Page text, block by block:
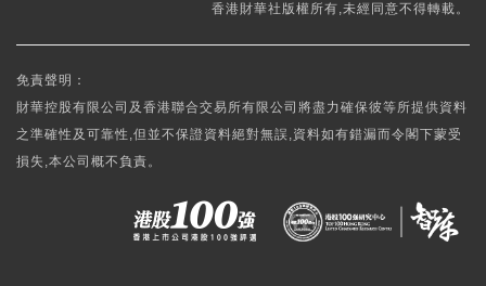
香港財華社版權所有,未經同意不得轉載。
免責聲明：
財華控股有限公司及香港聯合交易所有限公司將盡力確保彼等所提供資料
之準確性及可靠性,但並不保證資料絕對無誤,資料如有錯漏而令閣下蒙受
損失,本公司概不負責。